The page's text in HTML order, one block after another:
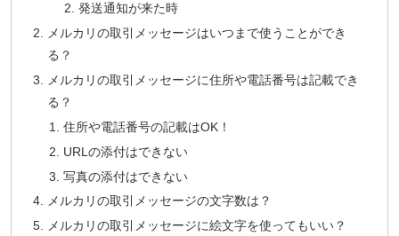
発送通知が来た時
メルカリの取引メッセージはいつまで使うことができ
る？
メルカリの取引メッセージに住所や電話番号は記載でき
る？
住所や電話番号の記載はOK！
URLの添付はできない
写真の添付はできない
メルカリの取引メッセージの文字数は？
メルカリの取引メッセージに絵文字を使ってもいい？